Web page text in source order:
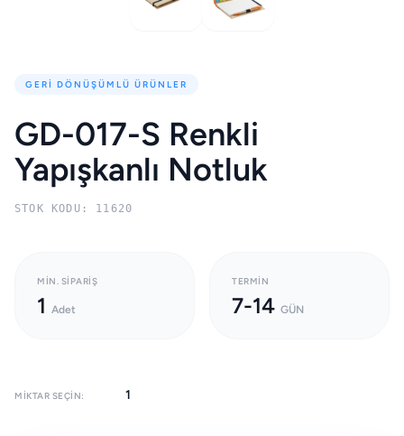
GERI DÖNÜŞÜMLÜ ÜRÜNLER
GD-017-S Renkli
Yapışkanlı Notluk
STOK KODU: 11620
MIN. SIPARIŞ
1 Adet
TERMIN
7-14 GÜN
MIKTAR SEÇIN: